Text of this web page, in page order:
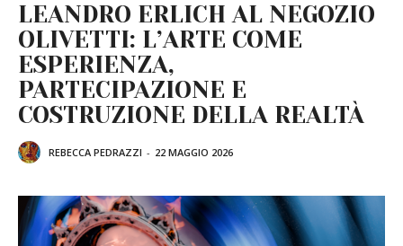
LEANDRO ERLICH AL NEGOZIO
OLIVETTI: L’ARTE COME
ESPERIENZA,
PARTECIPAZIONE E
COSTRUZIONE DELLA REALTÀ
REBECCA PEDRAZZI - 22 MAGGIO 2026